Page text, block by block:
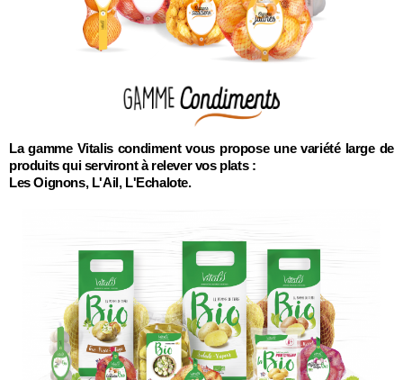
La gamme Vitalis condiment vous propose une variété large de
produits qui serviront à relever vos plats :
Les Oignons, L'Ail, L'Echalote.